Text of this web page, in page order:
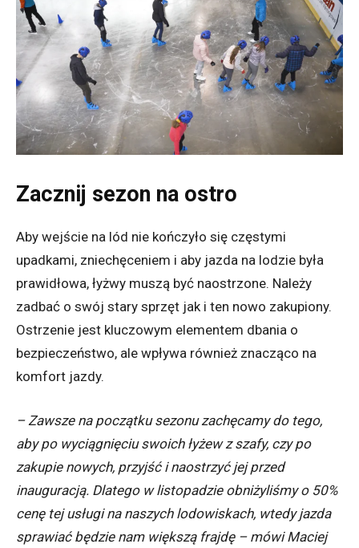
Zacznij sezon na ostro
Aby wejście na lód nie kończyło się częstymi
upadkami, zniechęceniem i aby jazda na lodzie była
prawidłowa, łyżwy muszą być naostrzone. Należy
zadbać o swój stary sprzęt jak i ten nowo zakupiony.
Ostrzenie jest kluczowym elementem dbania o
bezpieczeństwo, ale wpływa również znacząco na
komfort jazdy.
– Zawsze na początku sezonu zachęcamy do tego,
aby po wyciągnięciu swoich łyżew z szafy, czy po
zakupie nowych, przyjść i naostrzyć jej przed
inauguracją. Dlatego w listopadzie obniżyliśmy o 50%
cenę tej usługi na naszych lodowiskach, wtedy jazda
sprawiać będzie nam większą frajdę – mówi Maciej